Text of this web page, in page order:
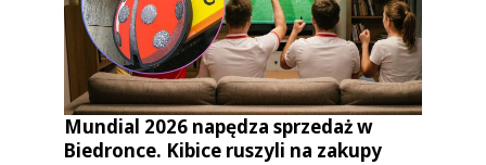
Mundial 2026 napędza sprzedaż w
Biedronce. Kibice ruszyli na zakupy